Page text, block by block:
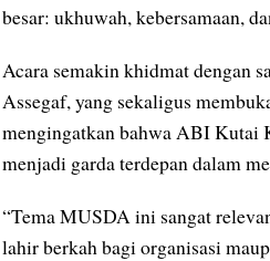
besar: ukhuwah, kebersamaan,
Acara semakin khidmat dengan
Assegaf, yang sekaligus
mengingatkan bahwa ABI Kutai
menjadi garda terdepan dalam
“Tema MUSDA ini sangat
lahir berkah bagi organisasi